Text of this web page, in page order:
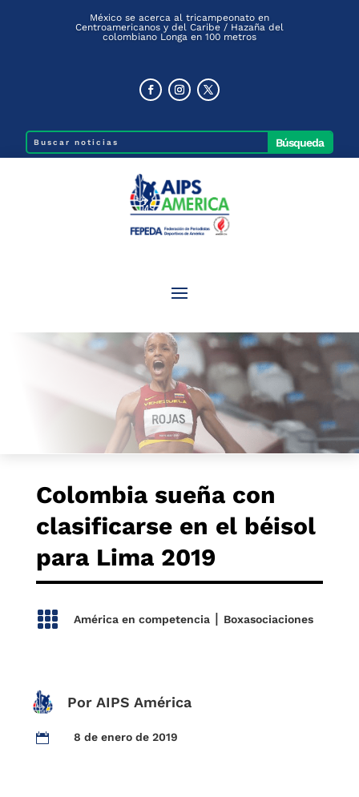
México se acerca al tricampeonato en
Centroamericanos y del Caribe / Hazaña del
colombiano Longa en 100 metros
Colombia sueña con
clasificarse en el béisol
para Lima 2019
 América en competencia| Boxasociaciones
Por AIPS América
 8 de enero de 2019